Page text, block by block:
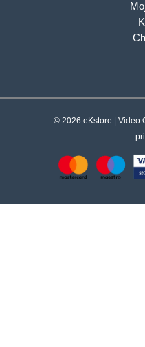
© 2026 eKstore | Video